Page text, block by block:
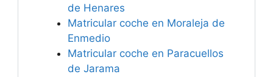
de Henares
Matricular coche en Moraleja de
Enmedio
Matricular coche en Paracuellos
de Jarama